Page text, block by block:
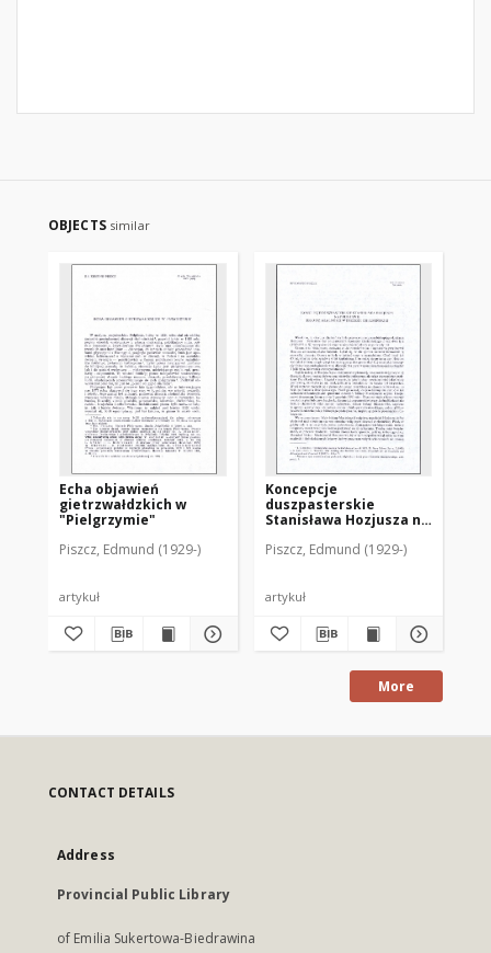
OBJECTS similar
Echa objawień
gietrzwałdzkich w
"Pielgrzymie"
Piszcz, Edmund (1929-)
artykuł
Koncepcje
duszpasterskie
Stanisława Hozjusza na
działalności w diecezji
Piszcz, Edmund (1929-)
artykuł
More
CONTACT DETAILS
Address
Provincial Public Library
of Emilia Sukertowa-Biedrawina